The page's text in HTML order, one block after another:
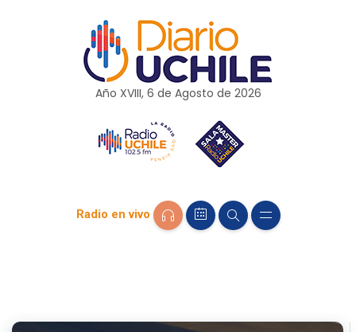
Año XVIII, 6 de Agosto de 2026
Radio en vivo